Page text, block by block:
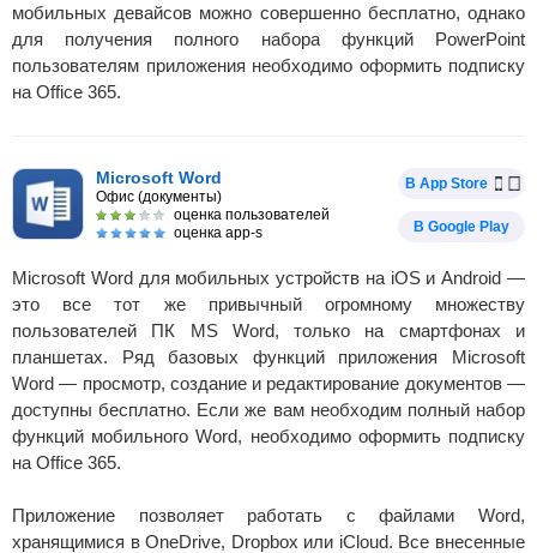
мобильных девайсов можно совершенно бесплатно, однако
для получения полного набора функций PowerPoint
пользователям приложения необходимо оформить подписку
на Office 365.
Microsoft Word
Офис (документы)
оценка пользователей
оценка app-s
В App Store
В Google Play
Microsoft Word для мобильных устройств на iOS и Android —
это все тот же привычный огромному множеству
пользователей ПК MS Word, только на смартфонах и
планшетах. Ряд базовых функций приложения Microsoft
Word — просмотр, создание и редактирование документов —
доступны бесплатно. Если же вам необходим полный набор
функций мобильного Word, необходимо оформить подписку
на Office 365.
Приложение позволяет работать с файлами Word,
хранящимися в OneDrive, Dropbox или iCloud. Все внесенные